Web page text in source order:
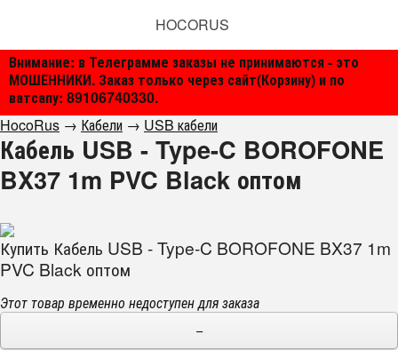
Внимание: в Телеграмме заказы не принимаются - это
МОШЕННИКИ. Заказ только через сайт(Корзину) и по
ватсапу: 89106740330.
HOCORUS
HocoRus → Кабели → USB кабели
Кабель USB - Type-C BOROFONE
BX37 1m PVC Black оптом
Купить Кабель USB - Type-C BOROFONE BX37 1m
PVC Black оптом
Этот товар временно недоступен для заказа
−